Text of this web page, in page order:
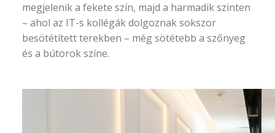
megjelenik a fekete szín, majd a harmadik szinten
– ahol az IT-s kollégák dolgoznak sokszor
besötétített terekben – még sötétebb a szőnyeg
és a bútorok színe.